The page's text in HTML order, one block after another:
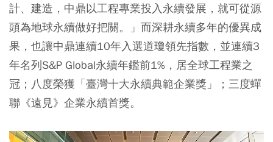
計、建造，中鼎以工程專業投入永續發展，就可從源
頭為地球永續做好把關。」而深耕永續多年的優異成
果，也讓中鼎連續10年入選道瓊領先指數，並連續3
年名列S&P Global永續年鑑前1%，居全球工程業之
冠；八度榮獲「臺灣十大永續典範企業獎」；三度蟬
聯《遠見》企業永續首獎。